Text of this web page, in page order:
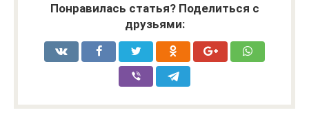
Понравилась статья? Поделиться с
друзьями: